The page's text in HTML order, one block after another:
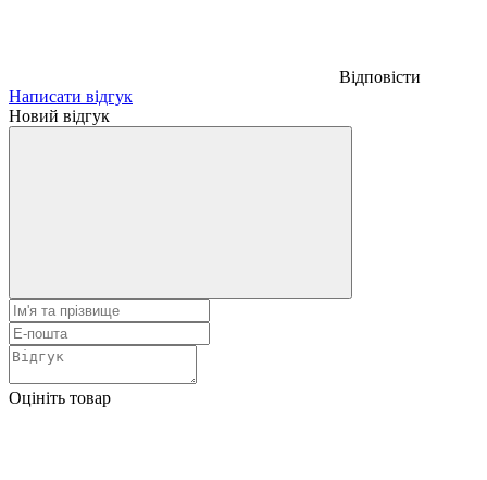
Відповісти
Написати відгук
Новий відгук
Оцініть товар